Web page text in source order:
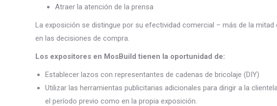
Atraer la atención de la prensa
La exposición se distingue por su efectividad comercial – más de la
en las decisiones de compra.
Los expositores en MosBuild tienen la oportunidad de:
Establecer lazos con representantes de cadenas de bricolaje (DIY)
Utilizar las herramientas publicitarias adicionales para dirigir a la
el período previo como en la propia exposición.